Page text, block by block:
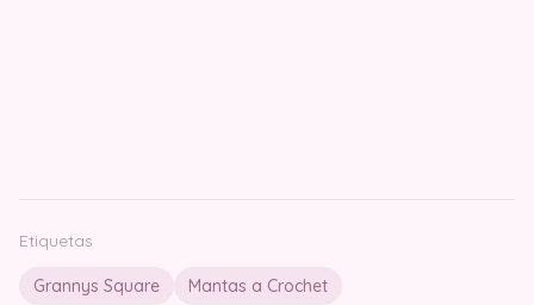
Etiquetas
Grannys Square Mantas a Crochet